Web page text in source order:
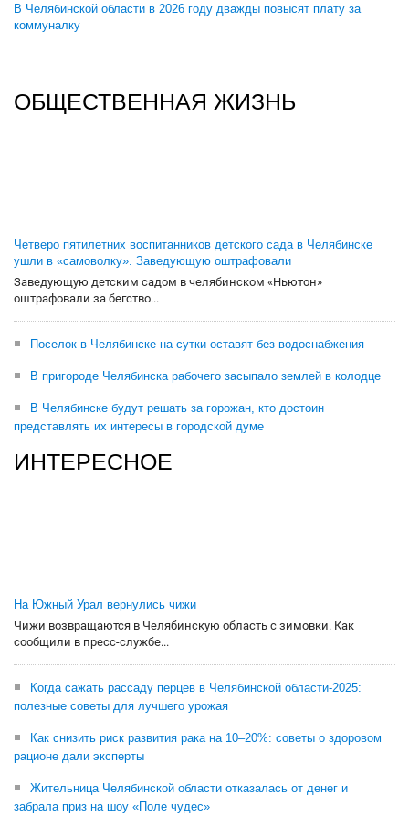
В Челябинской области в 2026 году дважды повысят плату за
коммуналку
ОБЩЕСТВЕННАЯ ЖИЗНЬ
Четверо пятилетних воспитанников детского сада в Челябинске
ушли в «самоволку». Заведующую оштрафовали
Заведующую детским садом в челябинском «Ньютон»
оштрафовали за бегство...
Поселок в Челябинске на сутки оставят без водоснабжения
В пригороде Челябинска рабочего засыпало землей в колодце
В Челябинске будут решать за горожан, кто достоин
представлять их интересы в городской думе
ИНТЕРЕСНОЕ
На Южный Урал вернулись чижи
Чижи возвращаются в Челябинскую область с зимовки. Как
сообщили в пресс-службе...
Когда сажать рассаду перцев в Челябинской области-2025:
полезные советы для лучшего урожая
Как снизить риск развития рака на 10–20%: советы о здоровом
рационе дали эксперты
Жительница Челябинской области отказалась от денег и
забрала приз на шоу «Поле чудес»